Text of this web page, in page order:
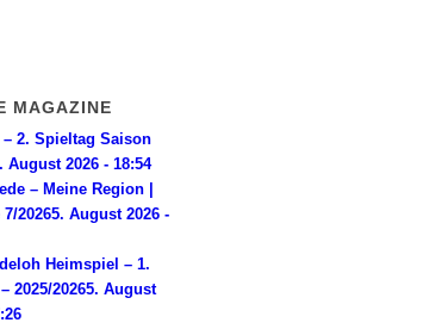
MAGAZINE
– 2. Spieltag Saison
August 2026 - 18:54
– Meine Region |
20265. August 2026 -
Heimspiel – 1.
2025/20265. August